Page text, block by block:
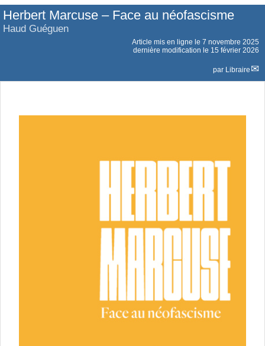
Herbert Marcuse – Face au néofascisme
Haud Guéguen
Article mis en ligne le 7 novembre 2025
dernière modification le 15 février 2026
par Libraire